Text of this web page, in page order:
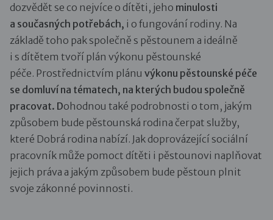
dozvědět se co nejvíce o dítěti, jeho minulosti
a současných potřebách, i o fungování rodiny. Na
základě toho pak společně s pěstounem a ideálně
i s dítětem tvoří plán výkonu pěstounské
péče. Prostřednictvím plánu výkonu pěstounské péče
se domluví na tématech, na kterých budou společně
pracovat. Dohodnou také podrobnosti o tom, jakým
způsobem bude pěstounská rodina čerpat služby,
které Dobrá rodina nabízí. Jak doprovázející sociální
pracovník může pomoct dítěti i pěstounovi naplňovat
jejich práva a jakým způsobem bude pěstoun plnit
svoje zákonné povinnosti.